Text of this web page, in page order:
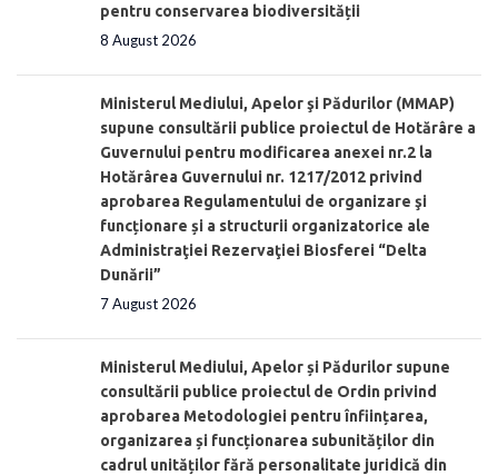
pentru conservarea biodiversității
8 August 2026
Ministerul Mediului, Apelor şi Pădurilor (MMAP)
supune consultării publice proiectul de Hotărâre a
Guvernului pentru modificarea anexei nr.2 la
Hotărârea Guvernului nr. 1217/2012 privind
aprobarea Regulamentului de organizare şi
funcționare și a structurii organizatorice ale
Administraţiei Rezervaţiei Biosferei “Delta
Dunării”
7 August 2026
Ministerul Mediului, Apelor și Pădurilor supune
consultării publice proiectul de Ordin privind
aprobarea Metodologiei pentru înființarea,
organizarea și funcționarea subunităților din
cadrul unităților fără personalitate juridică din